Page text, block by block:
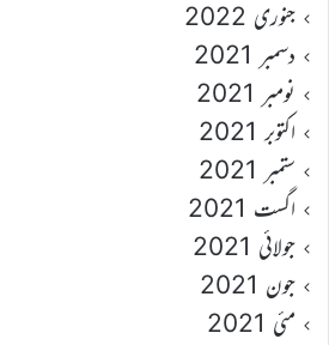
جنوری 2022
دسمبر 2021
نومبر 2021
اکتوبر 2021
ستمبر 2021
اگست 2021
جولائی 2021
جون 2021
مئی 2021